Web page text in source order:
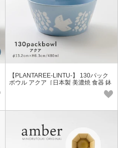
【PLANTAREE-LINTU-】 130パック
ボウル アクア［日本製 美濃焼 食器 鉢